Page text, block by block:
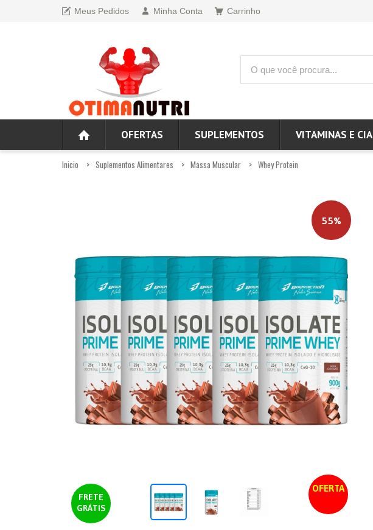
Meus Pedidos Minha Conta Carrinho
OFERTAS SUPLEMENTOS VITAMINAS E CIA
Inicio Suplementos Alimentares Massa Muscular Whey Protein
55%
OFERTA
FRETE
GRÁTIS